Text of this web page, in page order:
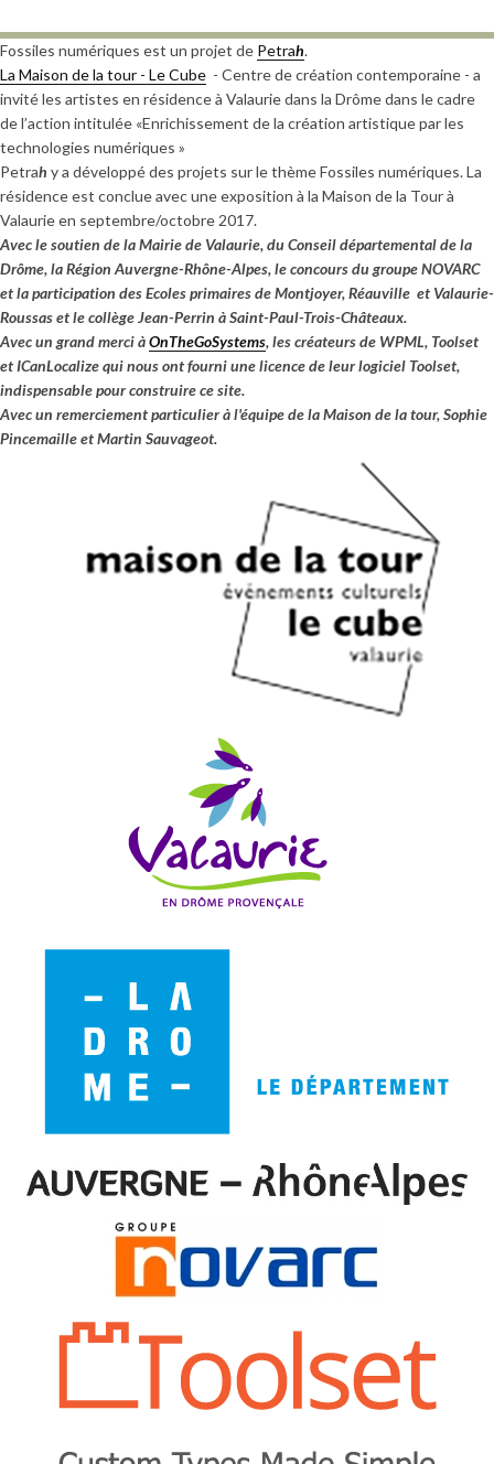
Fossiles numériques est un projet de Petrah.
La Maison de la tour - Le Cube - Centre de création contemporaine - a
invité les artistes en résidence à Valaurie dans la Drôme dans le cadre
de l’action intitulée «Enrichissement de la création artistique par les
technologies numériques »
Petrah y a développé des projets sur le thème Fossiles numériques. La
résidence est conclue avec une exposition à la Maison de la Tour à
Valaurie en septembre/octobre 2017.
Avec le soutien de la Mairie de Valaurie, du Conseil départemental de la
Drôme, la Région Auvergne-Rhône-Alpes, le concours du groupe NOVARC
et la participation des Ecoles primaires de Montjoyer, Réauville et Valaurie-
Roussas et le collège Jean-Perrin à Saint-Paul-Trois-Châteaux.
Avec un grand merci àOnTheGoSystems, les créateurs de WPML, Toolset
et ICanLocalize qui nous ont fourni une licence de leur logiciel Toolset,
indispensable pour construire ce site.
Avec un remerciement particulier à l'équipe de la Maison de la tour, Sophie
Pincemaille et Martin Sauvageot.